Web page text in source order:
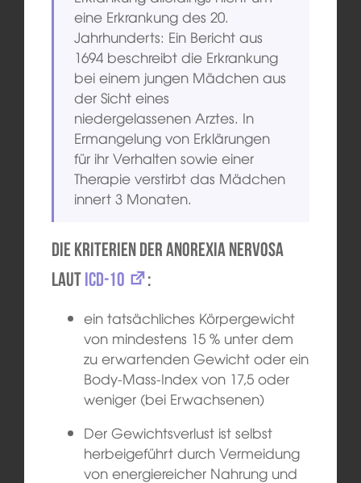
eine Erkrankung des 20.
Jahrhunderts: Ein Bericht aus
1694 beschreibt die Erkrankung
bei einem jungen Mädchen aus
der Sicht eines
niedergelassenen Arztes. In
Ermangelung von Erklärungen
für ihr Verhalten sowie einer
Therapie verstirbt das Mädchen
innert 3 Monaten.
Die Kriterien der Anorexia nervosa
lautICD-10 :
ein tatsächliches Körpergewicht
von mindestens 15 % unter dem
zu erwartenden Gewicht oder ein
Body-Mass-Index von 17,5 oder
weniger (bei Erwachsenen)
Der Gewichtsverlust ist selbst
herbeigeführt durch Vermeidung
von energiereicher Nahrung und